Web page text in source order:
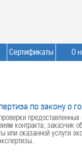
Сертификаты О
по закону о
предоставленных
контракта, заказчик
или оказанной услуги